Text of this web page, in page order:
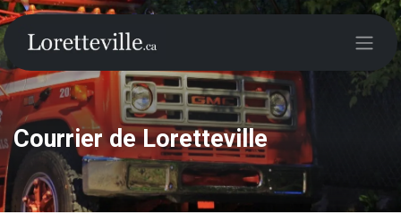
Courrier de Loretteville